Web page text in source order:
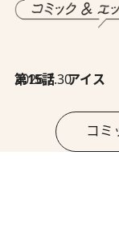
2026.7.30
第15話 アイス
コミ